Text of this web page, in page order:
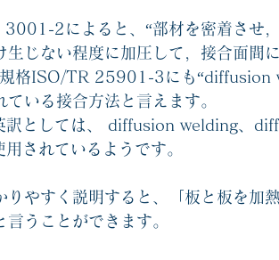
2によると、“部材を密着させ，
生じない程度に加圧して，接合面間
規格ISO/TR 25901-3にも“diffusion
ている接合方法と言えます。
訳としては、 diffusion welding、
されているようです。
やすく説明すると、「板と板を加
うことができます。